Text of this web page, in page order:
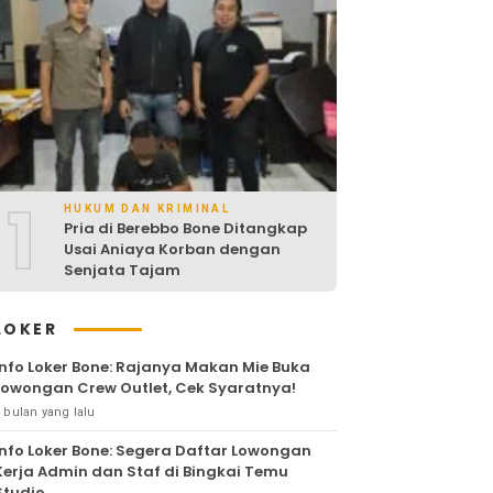
1 HUKUM DAN KRIMINAL
Pria di Berebbo Bone Ditangkap
Usai Aniaya Korban dengan
Senjata Tajam
Loker Bone: Rajanya Makan Mie Buka
Crew Outlet, Cek Syaratnya!
bulan yang lalu
Loker Bone: Segera Daftar Lowongan
Admin dan Staf di Bingkai Temu